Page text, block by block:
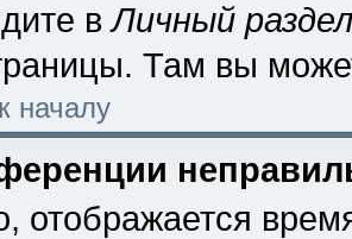
вЛичный раздел
Там вы
началу
отображается